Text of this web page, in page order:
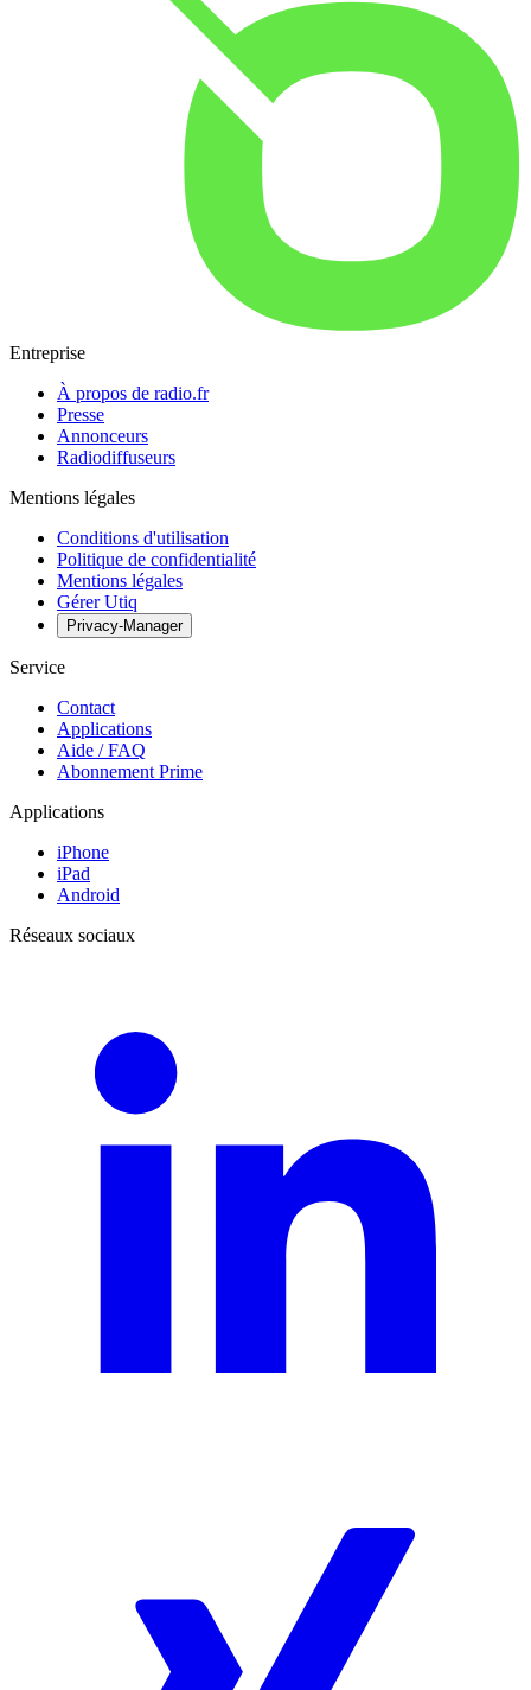
Entreprise
À propos de radio.fr
Presse
Annonceurs
Radiodiffuseurs
Mentions légales
Conditions d'utilisation
Politique de confidentialité
Mentions légales
Gérer Utiq
Privacy-Manager
Service
Contact
Applications
Aide / FAQ
Abonnement Prime
Applications
iPhone
iPad
Android
Réseaux sociaux